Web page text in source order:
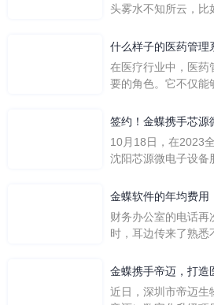
头雾水不知所云，比
么呢？
什么样子的医药管理
在医疗行业中，医药
要的角色。它不仅能
一个好用的医药管理
地进行操作。 复杂的
签约！金蝶携手芯源
先企业迈向世界
10月18日，在2023
沈阳芯源微电子设备
下简称“金蝶”）在辽
营管控平台，从而实
体化，提升公司整
金蝶软件的年均费用
财务办公室的电话再
时，耳边传来了熟悉
软件过程中遇到任何
一年的使用时间已经
金蝶携手帝迈，打造
杆
近日，深圳市帝迈生